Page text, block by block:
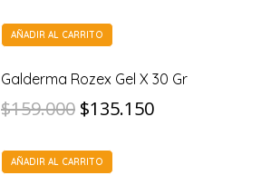
original
era:
$176.000.
es:
$149.600.
AÑADIR AL CARRITO
Galderma Rozex Gel X 30 Gr
$159.000 El
original
$135.150El
AÑADIR AL CARRITO